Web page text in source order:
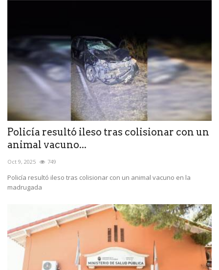
Policía resultó ileso tras colisionar con un
animal vacuno...
Oct 9, 2025 749
Policía resultó ileso tras colisionar con un animal vacuno en la
madrugada